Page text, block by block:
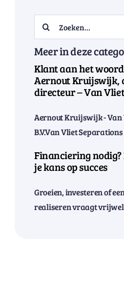
Search
for:
Meer in deze
Klant aan het
Aernout Kruijswijk,
directeur – Van
Aernout Kruijswijk -
B.V.Van Vliet
Financiering nodig?
je kans op succes
Groeien, investeren of
realiseren vraagt